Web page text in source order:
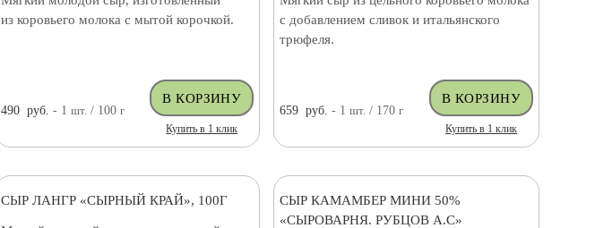
из коровьего молока с мытой корочкой.
490 руб. - 1 шт. / 100 г
Купить в 1 клик
с добавлением сливок и итальянского
трюфеля.
659 руб. - 1шт. / 170г
Купить в 1 клик
СЫР ЛАНГР «СЫРНЫЙ КРАЙ», 100Г
СЫР КАМАМБЕР МИНИ 50%
«СЫРОВАРНЯ. РУБЦОВ А.С»